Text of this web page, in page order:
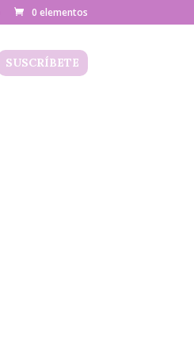
0 elementos
SUSCRÍBETE